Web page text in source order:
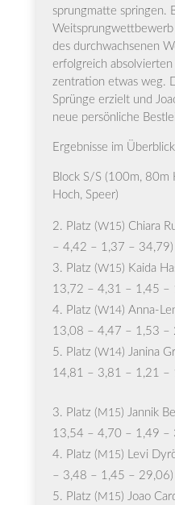
sprung­mat­te sprin­gen.
des durch­wach­se­nen
erfolg­reich
zen­tra­ti­on etwas weg.
Sprün­ge erzielt und
neue per­sön­li­che
Ergeb­nis­se im
Block S/S (100m, 80m
Hoch, Speer)
Platz (W15) Chia­ra
– 4,42 – 1,37 – 34,79)
Platz (W15) Kai­da
13,72 – 4,31 – 1,45 –
Platz (W14) Anna-
13,08 – 4,47 – 1,53 –
Platz (W14) Jani­na
14,81 – 3,81 – 1,21 –
Platz ( M15) Jan­nik
13,54 – 4,70 – 1,49 –
Platz ( M15) Levi
– 3,48 – 1,45 – 29,06)
Platz ( M15) Joao